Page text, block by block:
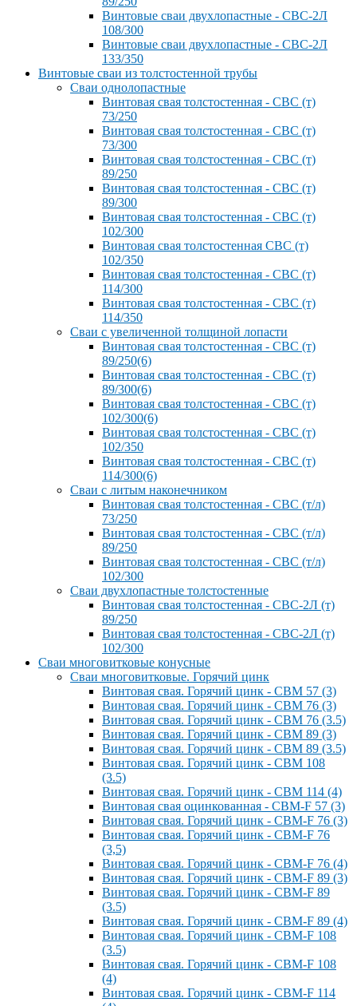
Винтовые сваи двухлопастные - СВС-2Л
108/300
Винтовые сваи двухлопастные - СВС-2Л
133/350
Винтовые сваи из толстостенной трубы
Сваи однолопастные
Винтовая свая толстостенная - СВС (т)
73/250
Винтовая свая толстостенная - СВС (т)
73/300
Винтовая свая толстостенная - СВС (т)
89/250
Винтовая свая толстостенная - СВС (т)
89/300
Винтовая свая толстостенная - СВС (т)
102/300
Винтовая свая толстостенная СВС (т)
102/350
Винтовая свая толстостенная - СВС (т)
114/300
Винтовая свая толстостенная - СВС (т)
114/350
Сваи с увеличенной толщиной лопасти
Винтовая свая толстостенная - СВС (т)
89/250(6)
Винтовая свая толстостенная - СВС (т)
89/300(6)
Винтовая свая толстостенная - СВС (т)
102/300(6)
Винтовая свая толстостенная - СВС (т)
102/350
Винтовая свая толстостенная - СВС (т)
114/300(6)
Сваи с литым наконечником
Винтовая свая толстостенная - СВС (т/л)
73/250
Винтовая свая толстостенная - СВС (т/л)
89/250
Винтовая свая толстостенная - СВС (т/л)
102/300
Сваи двухлопастные толстостенные
Винтовая свая толстостенная - СВС-2Л (т)
89/250
Винтовая свая толстостенная - СВС-2Л (т)
102/300
Сваи многовитковые конусные
Сваи многовитковые. Горячий цинк
Винтовая свая. Горячий цинк - СВМ 57 (3)
Винтовая свая. Горячий цинк - СВМ 76 (3)
Винтовая свая. Горячий цинк - СВМ 76 (3.5)
Винтовая свая. Горячий цинк - СВМ 89 (3)
Винтовая свая. Горячий цинк - СВМ 89 (3.5)
Винтовая свая. Горячий цинк - СВМ 108
(3.5)
Винтовая свая. Горячий цинк - СВМ 114 (4)
Винтовая свая оцинкованная - СВМ-F 57 (3)
Винтовая свая. Горячий цинк - СВМ-F 76 (3)
Винтовая свая. Горячий цинк - СВМ-F 76
(3,5)
Винтовая свая. Горячий цинк - СВМ-F 76 (4)
Винтовая свая. Горячий цинк - СВМ-F 89 (3)
Винтовая свая. Горячий цинк - СВМ-F 89
(3.5)
Винтовая свая. Горячий цинк - СВМ-F 89 (4)
Винтовая свая. Горячий цинк - СВМ-F 108
(3.5)
Винтовая свая. Горячий цинк - СВМ-F 108
(4)
Винтовая свая. Горячий цинк - СВМ-F 114